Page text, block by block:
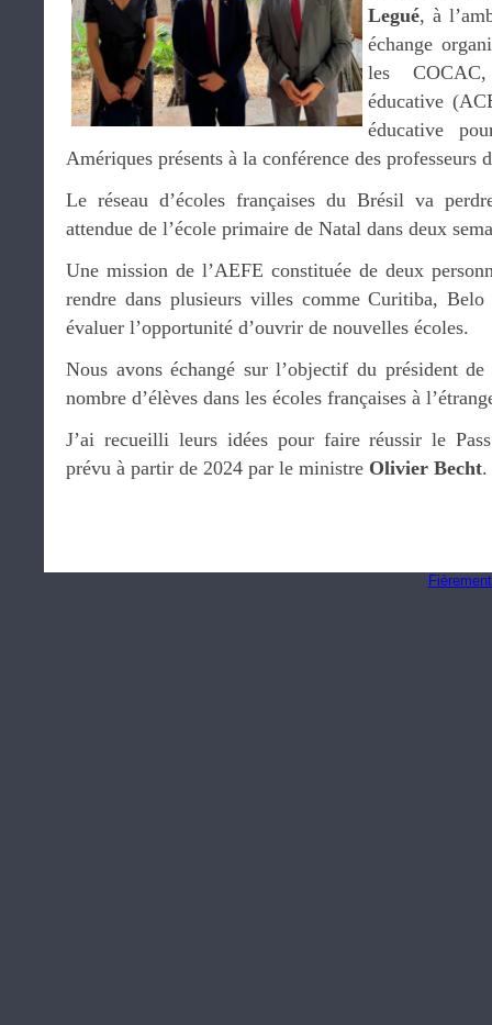
Legué, à
échange
les
éducative
éducative
Amériques présents à la conférence des professeurs
Le réseau d’écoles françaises du Brésil va
attendue de l’école primaire de Natal dans deux
Une mission de l’AEFE constituée de deux
rendre dans plusieurs villes comme Curitiba,
évaluer l’opportunité d’ouvrir de nouvelles écoles.
Nous avons échangé sur l’objectif du président
nombre d’élèves dans les écoles françaises à
J’ai recueilli leurs idées pour faire réussir le
prévu à partir de 2024 par le ministre Olivier Becht.